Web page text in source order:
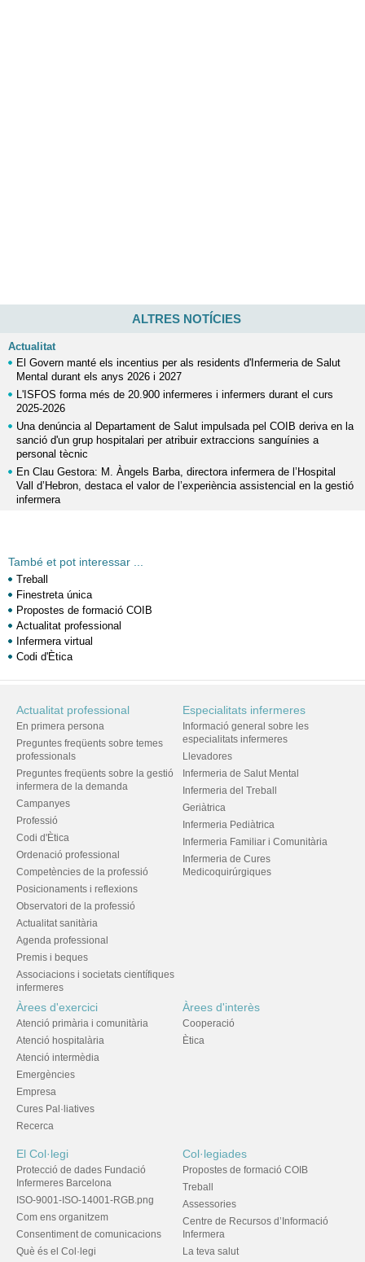
ALTRES NOTÍCIES
Actualitat
El Govern manté els incentius per als residents d'Infermeria de Salut
Mental durant els anys 2026 i 2027
L'ISFOS forma més de 20.900 infermeres i infermers durant el curs
2025-2026
Una denúncia al Departament de Salut impulsada pel COIB deriva en la
sanció d'un grup hospitalari per atribuir extraccions sanguínies a
personal tècnic
En Clau Gestora: M. Àngels Barba, directora infermera de l’Hospital
Vall d’Hebron, destaca el valor de l’experiència assistencial en la gestió
infermera
També et pot interessar ...
Treball
Finestreta única
Propostes de formació COIB
Actualitat professional
Infermera virtual
Codi d'Ètica
Actualitat professional
En primera persona
Preguntes freqüents sobre temes
professionals
Preguntes freqüents sobre la gestió
infermera de la demanda
Campanyes
Professió
Codi d'Ètica
Ordenació professional
Competències de la professió
Posicionaments i reflexions
Observatori de la professió
Actualitat sanitària
Agenda professional
Premis i beques
Associacions i societats científiques
infermeres
Especialitats infermeres
Informació general sobre les
especialitats infermeres
Llevadores
Infermeria de Salut Mental
Infermeria del Treball
Geriàtrica
Infermeria Pediàtrica
Infermeria Familiar i Comunitària
Infermeria de Cures
Medicoquirúrgiques
Àrees d'exercici
Atenció primària i comunitària
Atenció hospitalària
Atenció intermèdia
Emergències
Empresa
Cures Pal·liatives
Recerca
Àrees d'interès
Cooperació
Ètica
El Col·legi
Protecció de dades Fundació
Infermeres Barcelona
ISO-9001-ISO-14001-RGB.png
Com ens organitzem
Consentiment de comunicacions
Què és el Col·legi
Col·legiades
Propostes de formació COIB
Treball
Assessories
Centre de Recursos d’Informació
Infermera
La teva salut